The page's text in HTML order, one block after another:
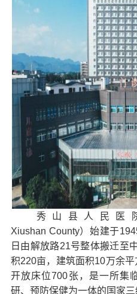
秀医动态｜急救技能进村社 筑牢基
秀山县人民医
Xiushan County）始建于
日 由解放路21号整体搬迁至
积220亩， 建筑面积10万余平
开放床位700张， 是一所集
研、预防保健为一体的 国家